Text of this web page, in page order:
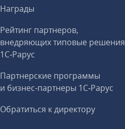
Награды
Рейтинг партнеров,
внедряющих типовые решения
1С‑Рарус
Партнерские программы
и бизнес‑партнеры 1С‑Рарус
Обратиться к директору